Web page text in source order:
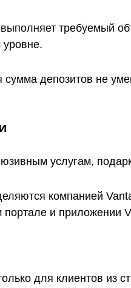
требуемый
уровне.
депозитов не
услугам,
компанией
и приложении
для клиентов из